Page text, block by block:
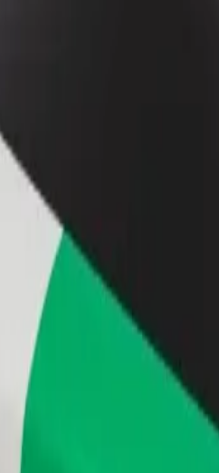
Aggiungi il tuo ristorante o
negozio
Ottieni più clienti e aumenta le
vendite
XX? Esplora i nostri servizi e